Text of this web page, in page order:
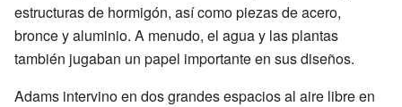
estructuras de hormigón, así como piezas de acero,
bronce y aluminio. A menudo, el agua y las plantas
también jugaban un papel importante en sus diseños.
Adams intervino en dos grandes espacios al aire libre en